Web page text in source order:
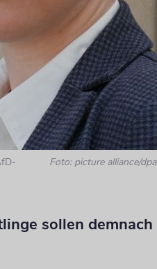
Foto: picture alliance/dpa
sollen demnach